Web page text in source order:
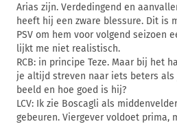
Arias zijn. Verdedingend en
heeft hij een zware blessure. Dit is
PSV om hem voor volgend seizoen
lijkt me niet realistisch.
RCB: in principe Teze. Maar bij het
je altijd streven naar iets beters als
beeld en hoe goed is hij?
LCV: Ik zie Boscagli als
gebeuren. Viergever voldoet prima,